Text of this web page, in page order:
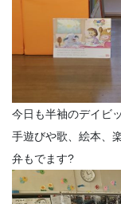
今日も半袖のデイビ
手遊びや歌、絵本、
弁もでます?